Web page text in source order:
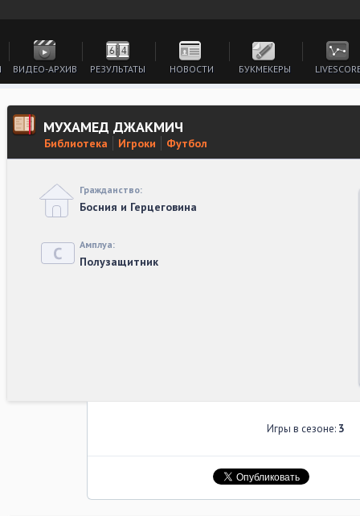
ВИДЕО-АРХИВ РЕЗУЛЬТАТЫ НОВОСТИ БУКМЕКЕРЫ
МУХАМЕД ДЖАКМИЧ
Библиотека Игроки Футбол
Гражданство:
Босния и Герцеговина
Амплуа:
Полузащитник
Игры в сезоне: 3